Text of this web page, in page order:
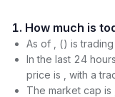
1. How
As of , () is trading
In the last 24
price is , with a
The market cap